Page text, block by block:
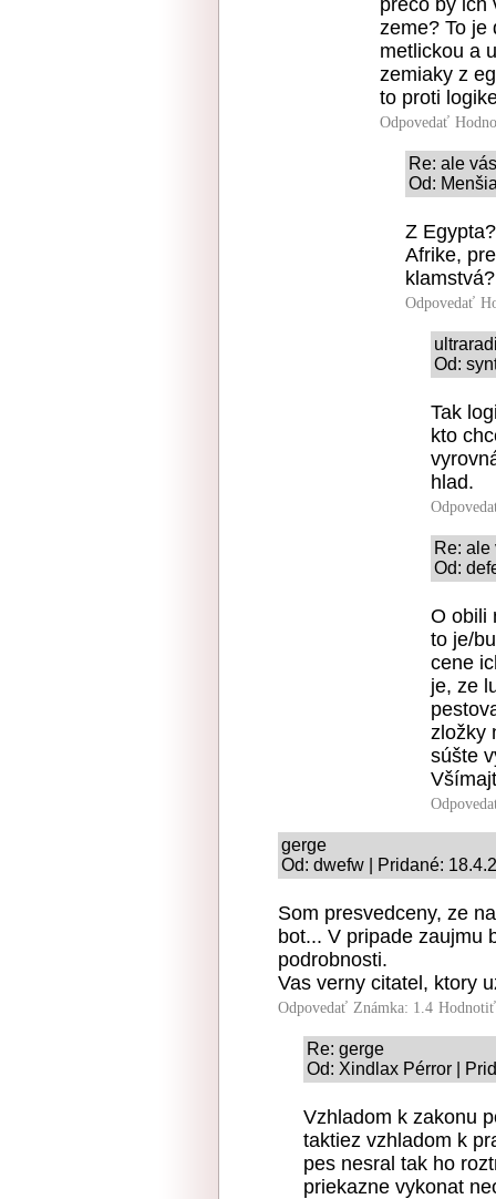
preco by ich
zeme? To je
metlickou a
zemiaky z
to proti
Odpovedať
Re: ale
Od:
Z
Afrike,
klamstvá?
Odpovedať
Od:
Tak
kto
hlad.
Re: ale
Od:
O obili
to je/
cene
je, ze
zložky
súšte
gerge
Od: dwefw | Pridané:
Som presvedceny, ze
bot... V pripade zaujmu
podrobnosti.
Vas verny citatel, ktory
Odpovedať Známka: 1.4
Re: gerge
Od: Xindlax Pérror |
Vzhladom k zakonu
taktiez vzhladom k
pes nesral tak ho
priekazne vykonat